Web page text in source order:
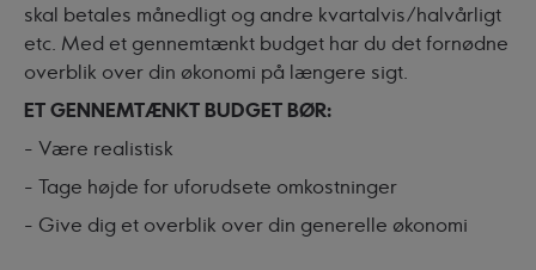
skal betales månedligt og andre kvartalvis/halvårligt
etc. Med et gennemtænkt budget har du det fornødne
overblik over din økonomi på længere sigt.
ET GENNEMTÆNKT BUDGET BØR:
- Være realistisk
- Tage højde for uforudsete omkostninger
- Give dig et overblik over din generelle økonomi